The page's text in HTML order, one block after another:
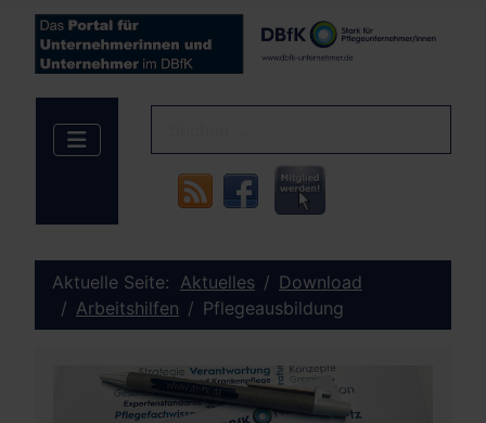
Aktuelle Seite: Aktuelles
Download
Arbeitshilfen
Pflegeausbildung